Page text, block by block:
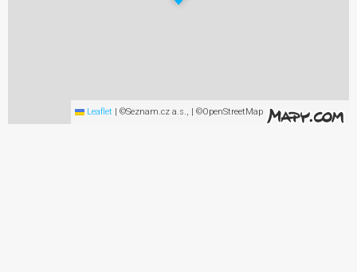
Leaflet | ©Seznam.cz a.s., | ©OpenStreetMap